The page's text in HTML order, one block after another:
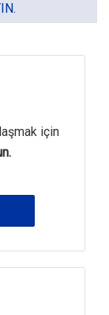
için